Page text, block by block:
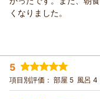
くなりました。
投稿者： たわしさん(男性/
宿泊プラン： 【早期割28】
シングル 朝のみ
宿泊価格帯： 16,001～
5
項目別評価： 部屋 5 風呂 4